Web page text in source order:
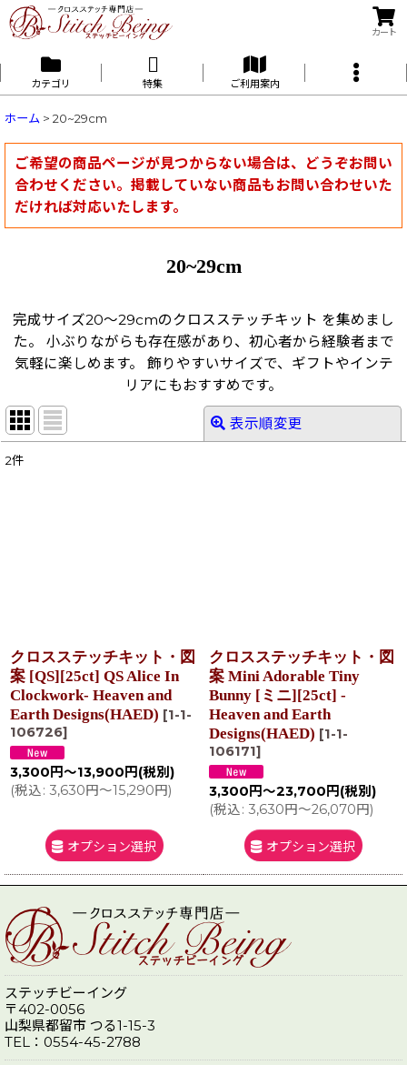
カート
カテゴリ 特集 ご利用案内
ホーム > 20~29cm
ご希望の商品ページが見つからない場合は、どうぞお問い
合わせください。掲載していない商品もお問い合わせいた
だければ対応いたします。
20~29cm
完成サイズ20〜29cmのクロスステッチキット を集めまし
た。 小ぶりながらも存在感があり、初心者から経験者まで
気軽に楽しめます。 飾りやすいサイズで、ギフトやインテ
リアにもおすすめです。
表示順変更
2件
クロスステッチキット・図
案 [QS][25ct] QS Alice In
Clockwork- Heaven and
Earth Designs(HAED) [1-1-
106726]
3,300 円～13,900 円 (税別)
(税込: 3,630円～15,290円)
オプション選択
クロスステッチキット・図
案 Mini Adorable Tiny
Bunny [ミニ][25ct] -
Heaven and Earth
Designs(HAED) [1-1-
106171]
3,300 円～23,700 円 (税別)
(税込: 3,630円～26,070円)
オプション選択
ステッチビーイング
〒402-0056
山梨県都留市 つる1-15-3
TEL：0554-45-2788